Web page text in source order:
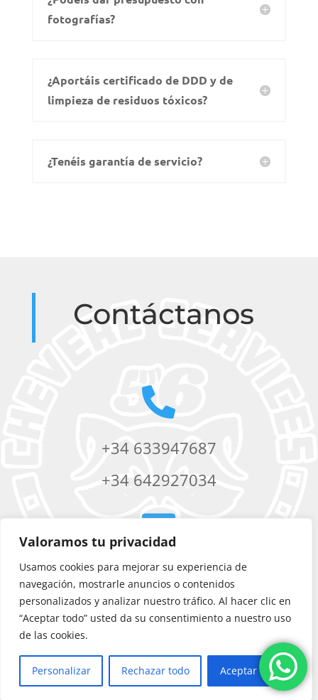
Valoramos tu privacidad
Usamos cookies para mejorar su experiencia de
navegación, mostrarle anuncios o contenidos
personalizados y analizar nuestro tráfico. Al hacer clic en
“Aceptar todo” usted da su consentimiento a nuestro uso
de las cookies.
Personalizar Rechazar todo Aceptar todo
fotografías?
¿Aportáis certificado de DDD y de
limpieza de residuos tóxicos?
¿Tenéis garantía de servicio?
Contáctanos

+34 633947687
+34 642927034

chevere56services@yahoo.com
©Chevere 56 Services|Diseño web por Artic Agency